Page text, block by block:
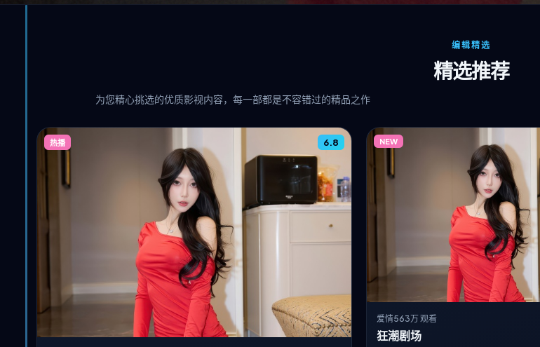
编辑精选
精选推荐
为您精心挑选的优质影视内容，每一部都是不容错过的精品之作
热播 6.8 NEW
爱情563万 观看
狂潮剧场